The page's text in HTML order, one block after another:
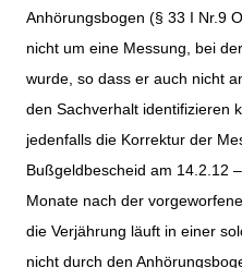
Anhörungsbogen (§ 33 I Nr.9
nicht um eine Messung, bei
wurde, so dass er auch nicht
den Sachverhalt identifizieren
jedenfalls die Korrektur der
Bußgeldbescheid am 14.2.12
Monate nach der
die Verjährung läuft in einer
nicht durch den